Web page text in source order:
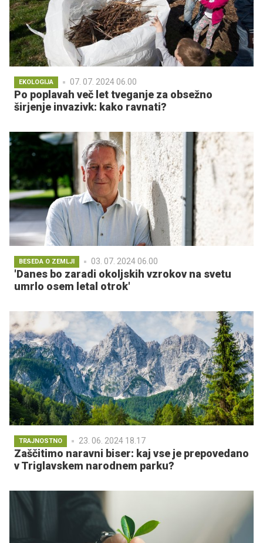
EKOLOGIJA 07. 07. 2024 06.00
Po poplavah več let tveganje za obsežno
širjenje invazivk: kako ravnati?
BESEDA O ZEMLJI 03. 07. 2024 06.00
'Danes bo zaradi okoljskih vzrokov na svetu
umrlo osem letal otrok'
TRAJNOSTNO 23. 06. 2024 18.17
Zaščitimo naravni biser: kaj vse je prepovedano
v Triglavskem narodnem parku?